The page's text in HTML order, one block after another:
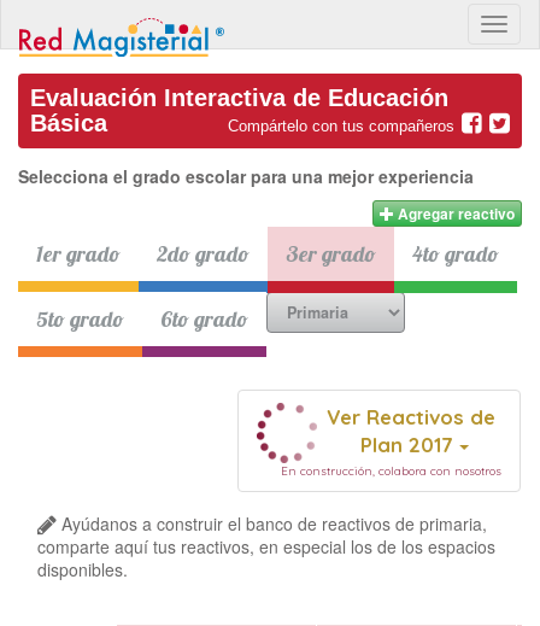
Evaluación Interactiva de Educación
Básica
Compártelo con tus compañeros
Selecciona el grado escolar para una mejor experiencia
Agregar reactivo
1er grado 2do grado 3er grado 4to grado
5to grado 6to grado
Ver Reactivos de
Plan 2017
En construcción, colabora con nosotros
Ayúdanos a construir el banco de reactivos de primaria,
comparte aquí tus reactivos, en especial los de los espacios
disponibles.